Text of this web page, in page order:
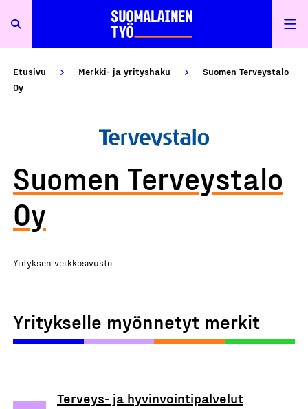
Etusivu Merkki- ja yrityshaku
Suomen Terveystalo
Oy
Suomen Terveystalo
Oy
Yrityksen verkkosivusto
Yritykselle myönnetyt merkit
Terveys- ja hyvinvointipalvelut